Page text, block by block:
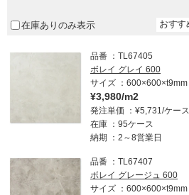
在庫ありのみ表示
品番
TL67405
ボレイ グレイ 600
サイズ
600×600×t9mm
¥3,980/m2
発注単価
¥5,731/ケース
在庫
95ケース
納期
2～8営業日
品番
TL67407
ボレイ グレージュ 600
サイズ
600×600×t9mm